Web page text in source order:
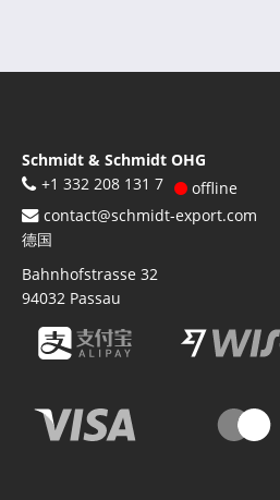
Schmidt & Schmidt OHG
+1 332 208 131 7
offline
contact@schmidt-export.com
德国
Bahnhofstrasse 32
94032 Passau